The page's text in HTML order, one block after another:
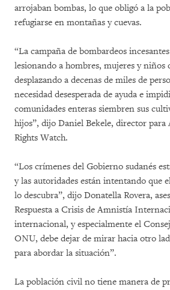
arrojaban bombas, lo que obligó a la
refugiarse en montañas y cuevas.
“La campaña de bombardeos
lesionando a hombres, mujeres y niños
desplazando a decenas de miles de
necesidad desesperada de ayuda e
comunidades enteras siembren sus
hijos”, dijo Daniel Bekele, director
Rights Watch.
“Los crímenes del Gobierno sudanés
y las autoridades están intentando que
lo descubra”, dijo Donatella Rovera,
Respuesta a Crisis de Amnistía
internacional, y especialmente el
ONU, debe dejar de mirar hacia otro
para abordar la situación”.
La población civil no tiene manera de